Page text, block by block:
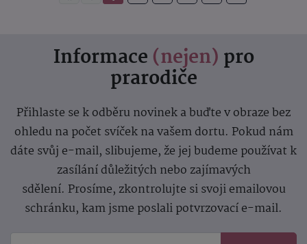
Informace (nejen) pro
prarodiče
Přihlaste se k odběru novinek a buďte v obraze bez
ohledu na počet svíček na vašem dortu. Pokud nám
dáte svůj e-mail, slibujeme, že jej budeme používat k
zasílání důležitých nebo zajímavých
sdělení. Prosíme, zkontrolujte si svoji emailovou
schránku, kam jsme poslali potvrzovací e-mail.